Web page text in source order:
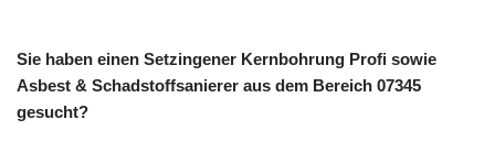
Sie haben einen Setzingener Kernbohrung Profi sowie
Asbest & Schadstoffsanierer aus dem Bereich 07345
gesucht?